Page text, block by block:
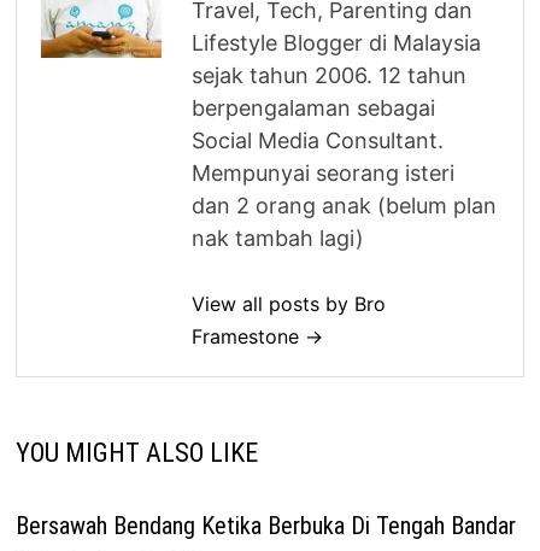
Travel, Tech, Parenting dan
Lifestyle Blogger di Malaysia
sejak tahun 2006. 12 tahun
berpengalaman sebagai
Social Media Consultant.
Mempunyai seorang isteri
dan 2 orang anak (belum plan
nak tambah lagi)
View all posts by Bro
Framestone →
YOU MIGHT ALSO LIKE
Bersawah Bendang Ketika Berbuka Di Tengah Bandar